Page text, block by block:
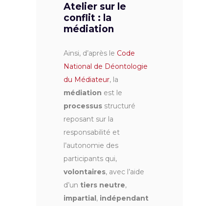
Atelier sur le
conflit : la
médiation
Ainsi, d’après le Code
National de Déontologie
du Médiateur, la
médiation est le
processus structuré
reposant sur la
responsabilité et
l’autonomie des
participants qui,
volontaires, avec l’aide
d’un tiers neutre,
impartial, indépendant